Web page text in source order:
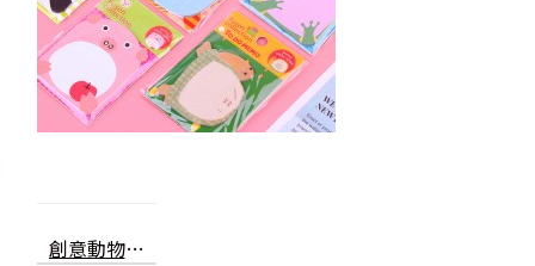
創意動物造型便利貼 N次貼 留言貼 記事貼 青蛙 熊貓 大象 文具 便簽